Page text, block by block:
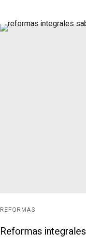
REFORMAS
Reformas